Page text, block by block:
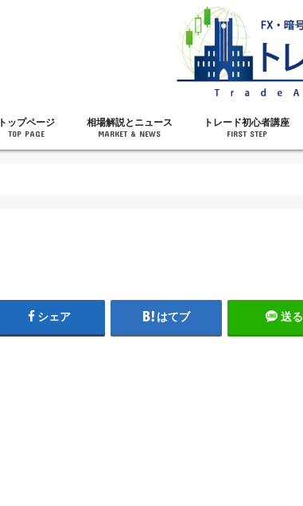
トップページ
TOP PAGE
相場解説とニュース
MARKET & NEWS
トレード初心者講座
FIRST STEP
シェア はてブ 送る